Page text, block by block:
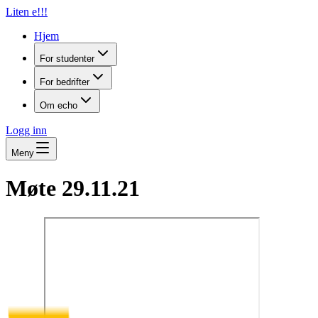
Liten e!!!
Hjem
For studenter
For bedrifter
Om echo
Logg inn
Meny
Møte 29.11.21